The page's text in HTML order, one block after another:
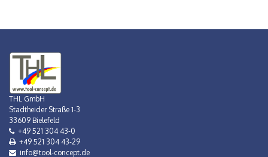
THL GmbH
Stadtheider Straße 1-3
33609 Bielefeld
+49 521 304 43-0
+49 521 304 43-29
info@tool-concept.de